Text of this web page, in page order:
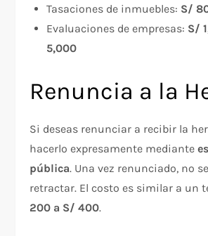
Tasaciones de inmuebles: S/
Evaluaciones de empresas: S/
5,000
Renuncia a la
Si deseas renunciar a recibir la
hacerlo expresamente mediante
pública. Una vez renunciado, no
retractar. El costo es similar a un
200 a S/ 400.